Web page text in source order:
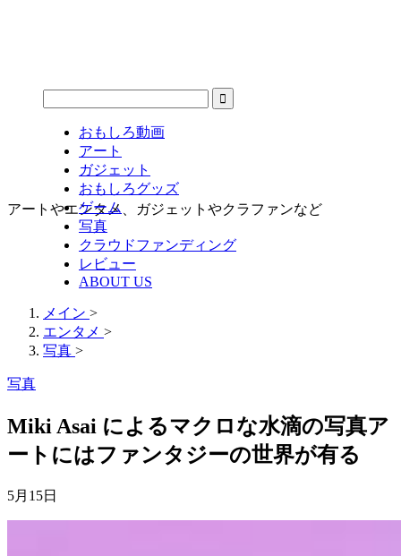
アートやエンタメ、ガジェットやクラファンなど
おもしろ動画
アート
ガジェット
おもしろグッズ
ゲーム
写真
クラウドファンディング
レビュー
ABOUT US
メイン >
エンタメ >
写真 >
写真
Miki Asai によるマクロな水滴の写真ア
ートにはファンタジーの世界が有る
5月15日